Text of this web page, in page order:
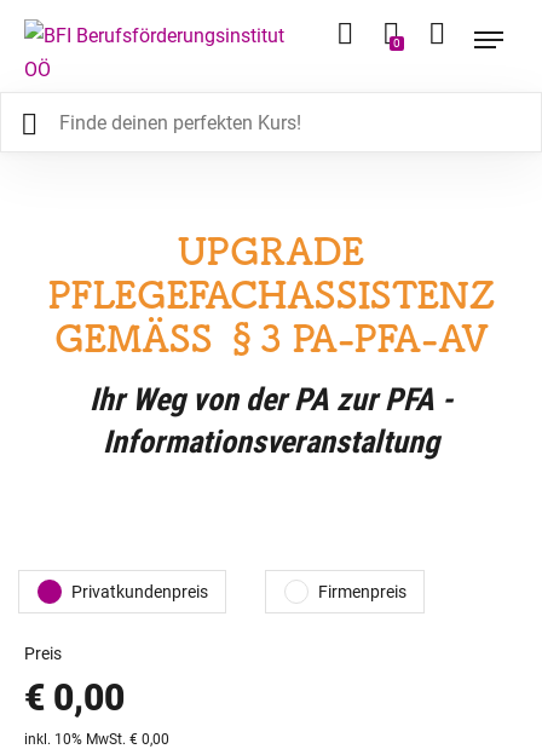
0
UPGRADE
PFLEGEFACHASSISTENZ
GEMÄSS §3 PA-PFA-AV
Ihr Weg von der PA zur PFA -
Informationsveranstaltung
Privatkundenpreis Firmenpreis
Preis
€ 0,00
inkl. 10% MwSt. € 0,00